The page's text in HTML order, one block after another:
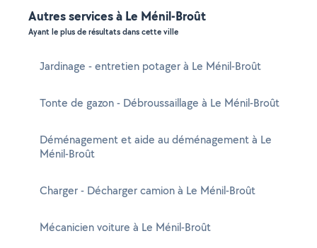
Autres services à Le Ménil-Broût
Ayant le plus de résultats dans cette ville
Jardinage - entretien potager à Le Ménil-Broût
Tonte de gazon - Débroussaillage à Le Ménil-Broût
Déménagement et aide au déménagement à Le
Ménil-Broût
Charger - Décharger camion à Le Ménil-Broût
Mécanicien voiture à Le Ménil-Broût